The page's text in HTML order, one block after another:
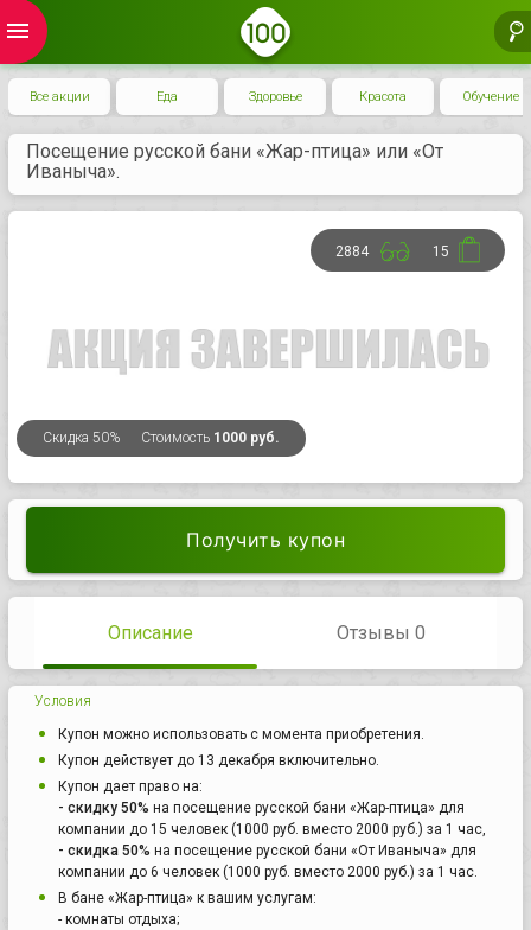
menu
Все акции Еда Здоровье Красота Обучение
Посещение русской бани «Жар-птица» или «От
Иваныча».
Скидка 50% Стоимость 1000 руб.
2884 15
Получить купон
Описание Отзывы 0
Условия
Купон можно использовать с момента приобретения.
Купон действует до 13 декабря включительно.
Купон дает право на:
- скидку 50% на посещение русской бани «Жар-птица» для
компании до 15 человек (1000 руб. вместо 2000 руб.) за 1 час,
- скидка 50% на посещение русской бани «От Иваныча» для
компании до 6 человек (1000 руб. вместо 2000 руб.) за 1 час.
В бане «Жар-птица» к вашим услугам:
- комнаты отдыха;